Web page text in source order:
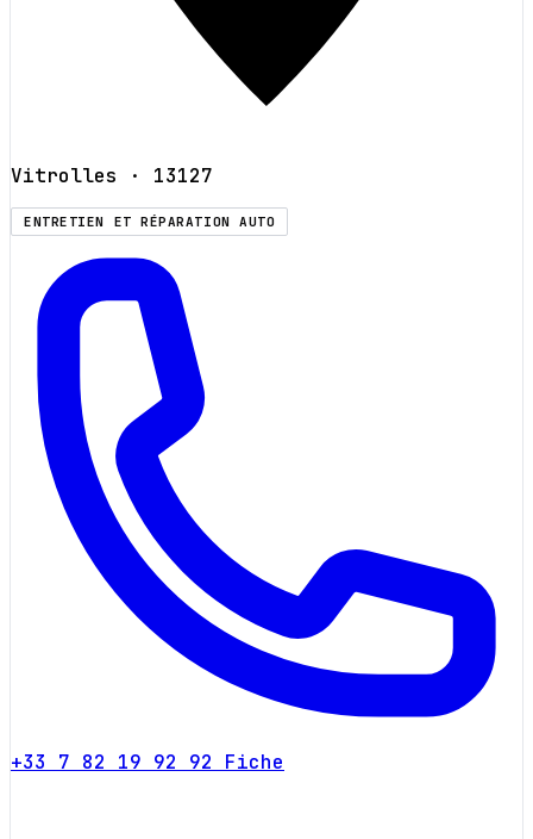
Vitrolles · 13127
ENTRETIEN ET RÉPARATION AUTO
+33 7 82 19 92 92 Fiche